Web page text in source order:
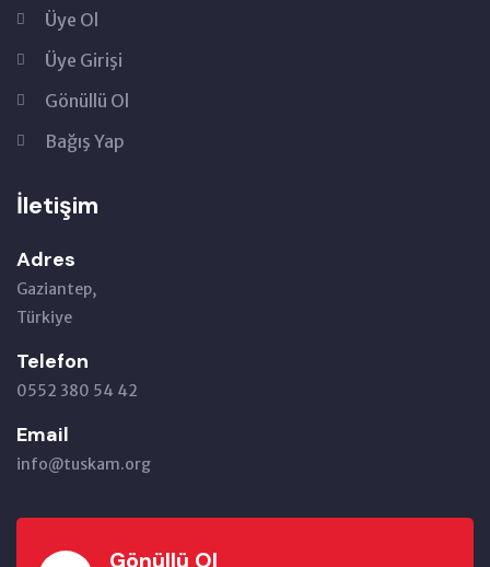
Üye Ol
Üye Girişi
Gönüllü Ol
Bağış Yap
İletişim
Adres
Gaziantep,
Türkiye
Telefon
0552 380 54 42
Email
info@tuskam.org
Gönüllü Ol